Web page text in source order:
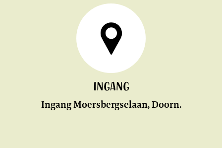
Ingang
Ingang Moersbergselaan, Doorn.